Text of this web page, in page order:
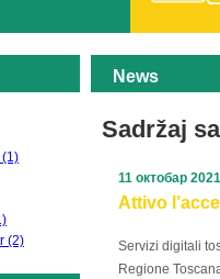
(1)
(2)
News
Sadržaj
Attivo
Servizi digitali
Regione
11 октобар 2021